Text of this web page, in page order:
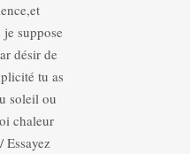
suppose
désir de
tu as
soleil ou
chaleur
Essayez